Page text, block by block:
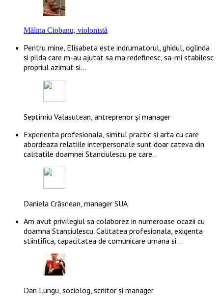
Mălina Ciobanu, violonistă
Pentru mine, Elisabeta este indrumatorul, ghidul, oglinda
si pilda care m-au ajutat sa ma redefinesc, sa-mi stabilesc
propriul azimut si…
Septimiu Valasutean, antreprenor și manager
Experienta profesionala, simtul practic si arta cu care
abordeaza relatiile interpersonale sunt doar cateva din
calitatile doamnei Stanciulescu pe care…
Daniela Crăsnean, manager SUA
Am avut privilegiul sa colaborez in numeroase ocazii cu
doamna Stanciulescu. Calitatea profesionala, exigenta
stiintifica, capacitatea de comunicare umana si…
Dan Lungu, sociolog, scriitor și manager